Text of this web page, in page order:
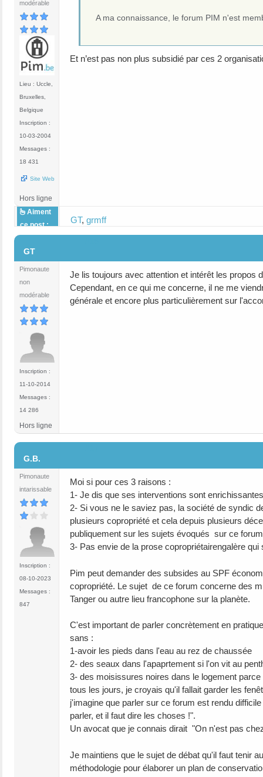
modérable
Lieu : Uccle,
Bruxelles,
Belgique
Inscription :
10-03-2004
Messages :
18 431
Site Web
A ma connaissance, le forum PIM n'est
Et n’est pas non plus subsidié par ces 2
Hors ligne
Aiment
ce post :
GT, grmff
GT
Pimonaute
non
modérable
Inscription :
11-10-2014
Messages :
14 286
Je lis toujours avec attention et intérêt les
Cependant, en ce qui me concerne, il ne me
générale et encore plus particulièrement sur
Hors ligne
G.B.
Pimonaute
intarissable
Inscription :
08-10-2023
Messages :
847
Moi si pour ces 3 raisons :
1- Je dis que ses interventions sont
2- Si vous ne le saviez pas, la société de syndic
plusieurs copropriété et cela depuis plusieurs
publiquement sur les sujets évoqués sur ce forum
3- Pas envie de la prose copropriétairengalère
Pim peut demander des subsides au SPF
copropriété. Le sujet de ce forum concerne des
Tanger ou autre lieu francophone sur la planète.
C'est important de parler concrètement en
sans :
1-avoir les pieds dans l'eau au rez de chaussée
2- des seaux dans l'apaprtement si l'on vit au
3- des moisissures noires dans le logement
tous les jours, je croyais qu'il fallait garder les
j'imagine que parler sur ce forum est rendu
parler, et il faut dire les choses !".
Un avocat que je connais dirait "On n'est pas
Je maintiens que le sujet de débat qu'il faut tenir
méthodologie pour élaborer un plan de